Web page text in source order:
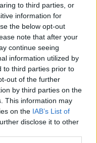
to third parties, or
information for
the below opt-out
note that after your
continue seeing
information utilized by
to third parties prior to
out of the further
by third parties on the
This information may
on the IAB’s List of
disclose it to other
controllo serve a
ti risulterebbe
ed il costo di
effettuando questi
garanzia. Comunque,
ma tant'é.. Buoni km
è obbligatoria per far
se fosse la cosa più
migliaia di volte .....